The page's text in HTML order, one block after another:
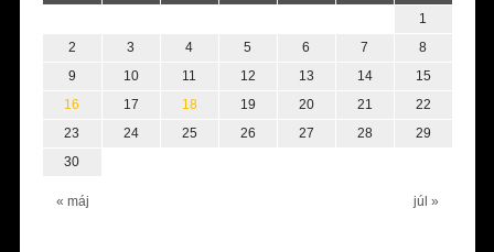
« máj júl »
1
2
3 4 5 6 7
8
9
10 11 12 13 14
15
16
17 18 19 20 21
22
23
24 25 26 27 28
29
30